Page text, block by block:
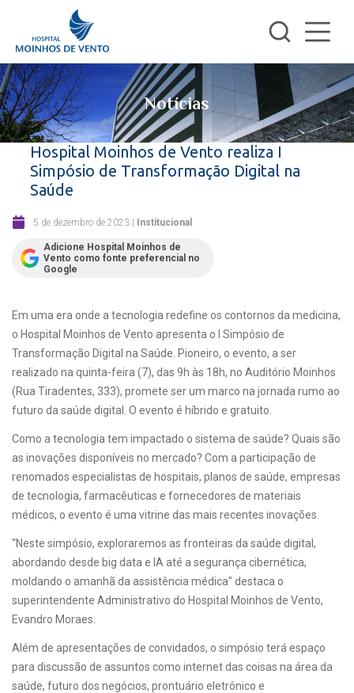
Notícias
Hospital Moinhos de Vento realiza I
Simpósio de Transformação Digital na
Saúde
5 de dezembro de 2023 | Institucional
Adicione Hospital Moinhos de
Vento como fonte preferencial no
Google
Em uma era onde a tecnologia redefine os contornos da medicina,
o Hospital Moinhos de Vento apresenta o I Simpósio de
Transformação Digital na Saúde. Pioneiro, o evento, a ser
realizado na quinta-feira (7), das 9h às 18h, no Auditório Moinhos
(Rua Tiradentes, 333), promete ser um marco na jornada rumo ao
futuro da saúde digital. O evento é híbrido e gratuito.
Como a tecnologia tem impactado o sistema de saúde? Quais são
as inovações disponíveis no mercado? Com a participação de
renomados especialistas de hospitais, planos de saúde, empresas
de tecnologia, farmacêuticas e fornecedores de materiais
médicos, o evento é uma vitrine das mais recentes inovações.
“Neste simpósio, exploraremos as fronteiras da saúde digital,
abordando desde big data e IA até a segurança cibernética,
moldando o amanhã da assistência médica" destaca o
superintendente Administrativo do Hospital Moinhos de Vento,
Evandro Moraes.
Além de apresentações de convidados, o simpósio terá espaço
para discussão de assuntos como internet das coisas na área da
saúde, futuro dos negócios, prontuário eletrônico e